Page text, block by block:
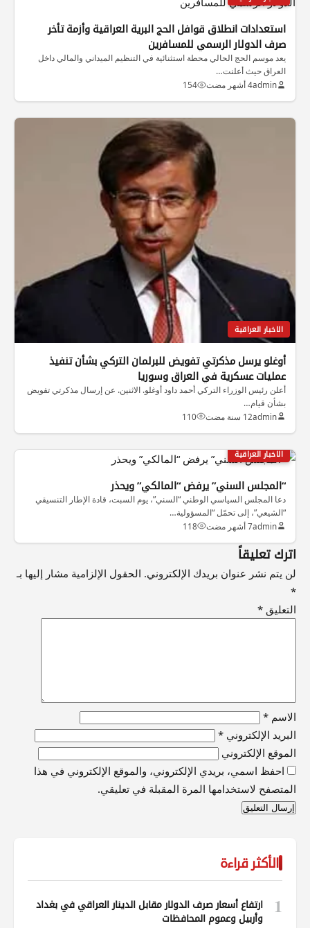
استعدادات انطلاق قوافل الحج البرية العراقية وأزمة تأخر
صرف الدولار الرسمي للمسافرين
يعد موسم الحج الحالي محطة استثنائية في التنظيم الميداني والمالي داخل
العراق حيث أعلنت…
admin4 أشهر مضت 154
الاخبار العراقية
أوغلو يرسل مذكرتي تفويض للبرلمان التركي بشأن تنفيذ
عمليات عسكرية في العراق وسوريا
أعلن رئيس الوزراء التركي أحمد داود أوغلو. الاثنين. عن إرسال مذكرتي تفويض
بشأن قيام…
admin12 سنة مضت 110
الاخبار العراقية
“المجلس السني” يرفض “المالكي” ويحذر
دعا المجلس السياسي الوطني “السني”، يوم السبت، قادة الإطار التنسيقي
“الشيعي”، إلى تحمّل “المسؤولية…
admin7 أشهر مضت 118
اترك تعليقاً
لن يتم نشر عنوان بريدك الإلكتروني. الحقول الإلزامية مشار إليها بـ
*
التعليق *
الاسم *
البريد الإلكتروني *
الموقع الإلكتروني
احفظ اسمي، بريدي الإلكتروني، والموقع الإلكتروني في هذا
المتصفح لاستخدامها المرة المقبلة في تعليقي.
الأكثر قراءة
1
ارتفاع أسعار صرف الدولار مقابل الدينار العراقي في بغداد
وأربيل وعموم المحافظات